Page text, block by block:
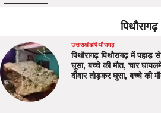
पिथौरागढ़
उत्तराखंडपिथौरागढ़
पिथौरागढ़ पिथौरागढ़ में पहाड़
घुसा, बच्चे की मौत, चार
दीवार तोड़कर घुसा, बच्चे की